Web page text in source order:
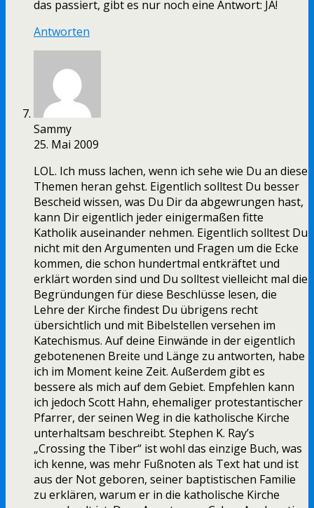
das passiert, gibt es nur noch eine Antwort: JA!
Antworten
Sammy
25. Mai 2009
LOL. Ich muss lachen, wenn ich sehe wie Du an diese
Themen heran gehst. Eigentlich solltest Du besser
Bescheid wissen, was Du Dir da abgewrungen hast,
kann Dir eigentlich jeder einigermaßen fitte
Katholik auseinander nehmen. Eigentlich solltest Du
nicht mit den Argumenten und Fragen um die Ecke
kommen, die schon hundertmal entkräftet und
erklärt worden sind und Du solltest vielleicht mal die
Begründungen für diese Beschlüsse lesen, die
Lehre der Kirche findest Du übrigens recht
übersichtlich und mit Bibelstellen versehen im
Katechismus. Auf deine Einwände in der eigentlich
gebotenenen Breite und Länge zu antworten, habe
ich im Moment keine Zeit. Außerdem gibt es
bessere als mich auf dem Gebiet. Empfehlen kann
ich jedoch Scott Hahn, ehemaliger protestantischer
Pfarrer, der seinen Weg in die katholische Kirche
unterhaltsam beschreibt. Stephen K. Ray’s
„Crossing the Tiber“ ist wohl das einzige Buch, was
ich kenne, was mehr Fußnoten als Text hat und ist
aus der Not geboren, seiner baptistischen Familie
zu erklären, warum er in die katholische Kirche